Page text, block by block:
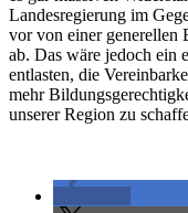
Landesregierung im
vor von einer generellen
ab. Das wäre jedoch ein
entlasten, die
mehr
unserer Region zu